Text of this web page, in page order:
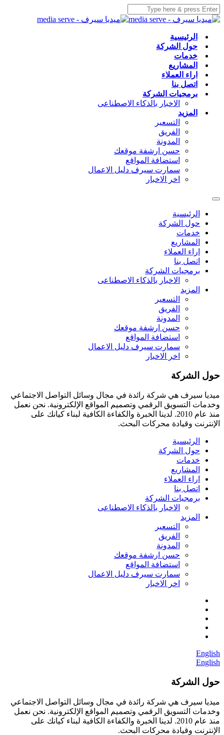
الرئيسية
حول الشركة
خدمات
المشاريع
اراء العملاء
اتصل بنا
برمجيات الشركة
الاخبار بالذكاء الاصطناعى
المزيد
التسعير
الفريق
المدونة
حسن ارشفة موقعك
استضافة المواقع
سمارت سيرف دليل الاعمال
اخر الاخبار
الرئيسية
حول الشركة
خدمات
المشاريع
اراء العملاء
اتصل بنا
برمجيات الشركة
الاخبار بالذكاء الاصطناعى
المزيد
التسعير
الفريق
المدونة
حسن ارشفة موقعك
استضافة المواقع
سمارت سيرف دليل الاعمال
اخر الاخبار
حول الشركة
ميديا ​​سيرف هي شركة رائدة في مجال وسائل التواصل الاجتماعي
وخدمات التسويق الرقمي وتصميم المواقع الإلكترونية. نحن نعمل
منذ عام 2010. لدينا الخبرة والكفاءة الكافية لبناء كيانك على
الإنترنت وقيادة محركات البحث.
الرئيسية
حول الشركة
خدمات
المشاريع
اراء العملاء
اتصل بنا
برمجيات الشركة
الاخبار بالذكاء الاصطناعى
المزيد
التسعير
الفريق
المدونة
حسن ارشفة موقعك
استضافة المواقع
سمارت سيرف دليل الاعمال
اخر الاخبار
English
English
حول الشركة
ميديا ​​سيرف هي شركة رائدة في مجال وسائل التواصل الاجتماعي
وخدمات التسويق الرقمي وتصميم المواقع الإلكترونية. نحن نعمل
منذ عام 2010. لدينا الخبرة والكفاءة الكافية لبناء كيانك على
الإنترنت وقيادة محركات البحث.